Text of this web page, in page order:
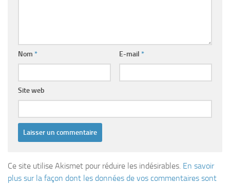
Nom * E-mail *
Site web
Ce site utilise Akismet pour réduire les indésirables. En savoir
plus sur la façon dont les données de vos commentaires sont